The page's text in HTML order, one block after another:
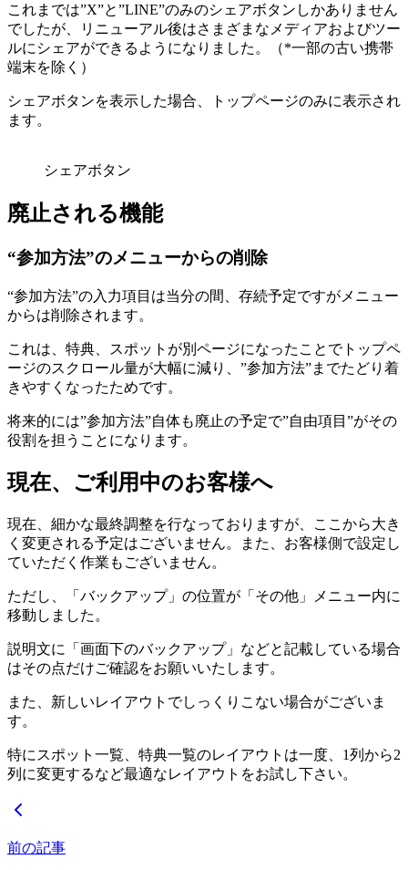
これまでは”X”と”LINE”のみのシェアボタンしかありません
でしたが、リニューアル後はさまざまなメディアおよびツー
ルにシェアができるようになりました。（*一部の古い携帯
端末を除く）
シェアボタンを表示した場合、トップページのみに表示され
ます。
シェアボタン
廃止される機能
“参加方法”のメニューからの削除
“参加方法”の入力項目は当分の間、存続予定ですがメニュー
からは削除されます。
これは、特典、スポットが別ページになったことでトップペ
ージのスクロール量が大幅に減り、”参加方法”までたどり着
きやすくなったためです。
将来的には”参加方法”自体も廃止の予定で”自由項目”がその
役割を担うことになります。
現在、ご利用中のお客様へ
現在、細かな最終調整を行なっておりますが、ここから大き
く変更される予定はございません。また、お客様側で設定し
ていただく作業もございません。
ただし、「バックアップ」の位置が「その他」メニュー内に
移動しました。
説明文に「画面下のバックアップ」などと記載している場合
はその点だけご確認をお願いいたします。
また、新しいレイアウトでしっくりこない場合がございま
す。
特にスポット一覧、特典一覧のレイアウトは一度、1列から2
列に変更するなど最適なレイアウトをお試し下さい。
前の記事